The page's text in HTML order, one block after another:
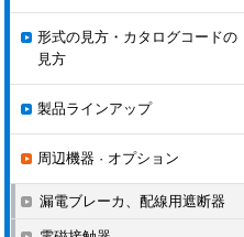
形式の見方・カタログコードの
見方
製品ラインアップ
周辺機器 · オプション
漏電ブレーカ、配線用遮断器